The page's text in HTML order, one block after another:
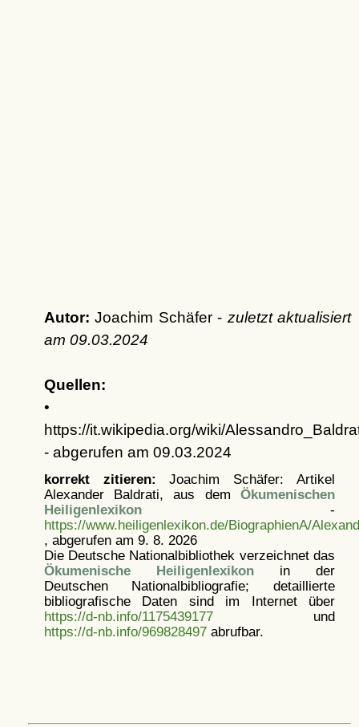
Autor: Joachim Schäfer - zuletzt aktualisiert
am 09.03.2024
Quellen:
•
https://it.wikipedia.org/wiki/
- abgerufen am 09.03.2024
korrekt zitieren: Joachim Schäfer: Artikel
Alexander Baldrati, aus dem Ökumenischen
Heiligenlexikon-
https://www.heiligenlexikon.de/BiographienA/
, abgerufen am 9. 8. 2026
Die Deutsche Nationalbibliothek verzeichnet das
Ökumenische Heiligenlexikonin der
Deutschen Nationalbibliografie; detaillierte
bibliografische Daten sind im Internet über
https://d-nb.info/1175439177und
https://d-nb.info/969828497abrufbar.